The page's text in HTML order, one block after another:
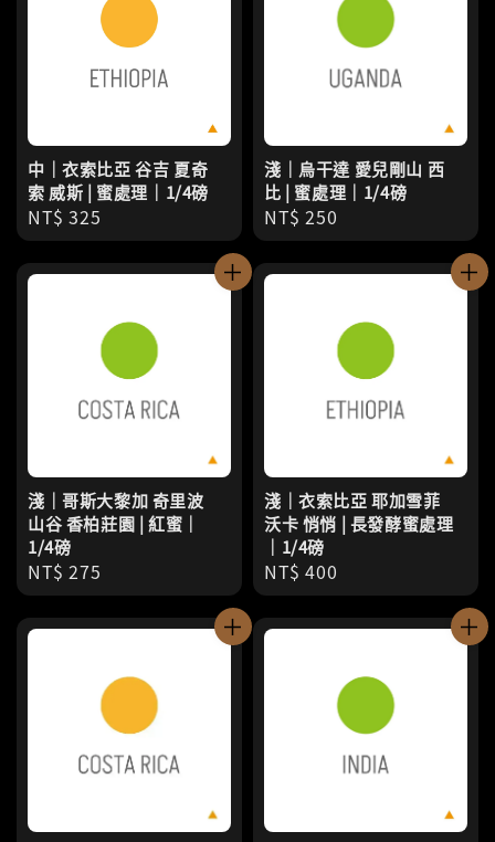
中｜衣索比亞 谷吉 夏奇
索 威斯 | 蜜處理｜1/4磅
Regular
price
NT$ 325
淺｜烏干達 愛兒剛山 西
比 | 蜜處理｜1/4磅
Regular
price
NT$ 250
淺｜哥斯大黎加 奇里波
山谷 香柏莊園 | 紅蜜｜
1/4磅
Regular
price
NT$ 275
淺｜衣索比亞 耶加雪菲
沃卡 悄悄 | 長發酵蜜處理
｜1/4磅
Regular
price
NT$ 400